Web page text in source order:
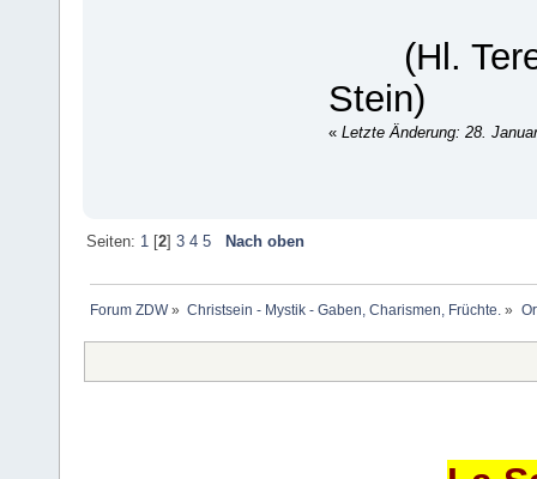
(Hl.
Stein)
« Letzte Änderung: 28.
Seiten: 1[2] 3 4 5 Nach oben
Forum ZDW» Christsein - Mystik - Gaben, Charismen, Früchte. »